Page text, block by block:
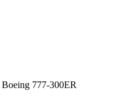
Boeing 777-300ER